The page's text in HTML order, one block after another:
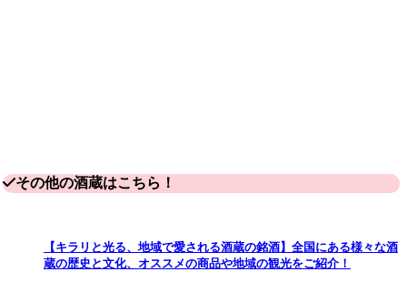
その他の酒蔵はこちら！
【キラリと光る、地域で愛される酒蔵の銘酒】全国にある様々な酒
蔵の歴史と文化、オススメの商品や地域の観光をご紹介！